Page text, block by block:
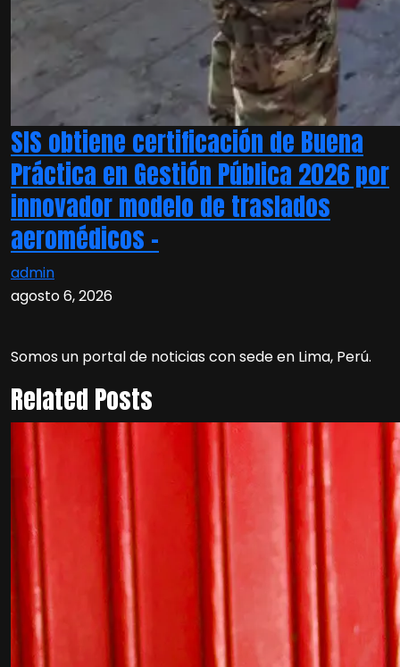
SIS obtiene certificación de Buena
Práctica en Gestión Pública 2026 por
innovador modelo de traslados
aeromédicos –
admin
agosto 6, 2026
Somos un portal de noticias con sede en Lima, Perú.
Related Posts